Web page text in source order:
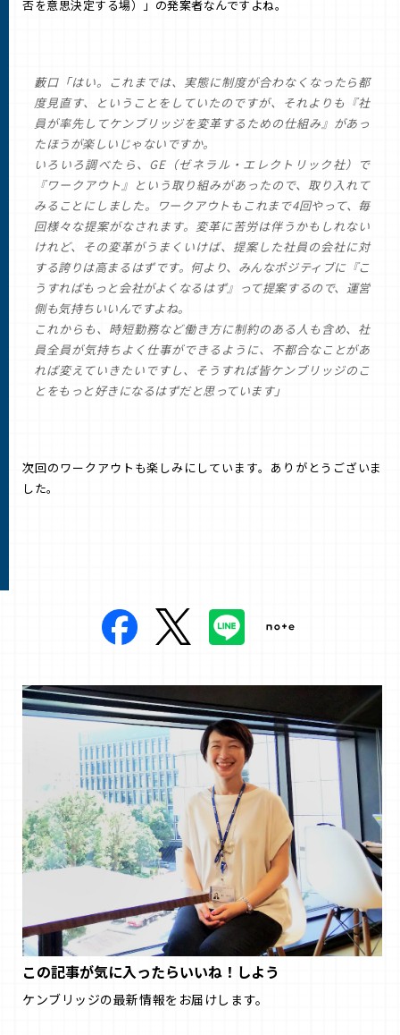
否を意思決定する場）」の発案者なんですよね。
藪口「はい。これまでは、実態に制度が合わなくなったら都
度見直す、ということをしていたのですが、それよりも『社
員が率先してケンブリッジを変革するための仕組み』があっ
たほうが楽しいじゃないですか。
いろいろ調べたら、GE（ゼネラル・エレクトリック社）で
『ワークアウト』という取り組みがあったので、取り入れて
みることにしました。ワークアウトもこれまで4回やって、毎
回様々な提案がなされます。変革に苦労は伴うかもしれない
けれど、その変革がうまくいけば、提案した社員の会社に対
する誇りは高まるはずです。何より、みんなポジティブに『こ
うすればもっと会社がよくなるはず』って提案するので、運営
側も気持ちいいんですよね。
これからも、時短勤務など働き方に制約のある人も含め、社
員全員が気持ちよく仕事ができるように、不都合なことがあ
れば変えていきたいですし、そうすれば皆ケンブリッジのこ
とをもっと好きになるはずだと思っています」
次回のワークアウトも楽しみにしています。ありがとうございま
した。
この記事が気に入ったらいいね！しよう
ケンブリッジの最新情報をお届けします。